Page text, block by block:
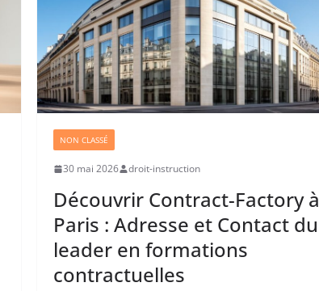
NON CLASSÉ
30 mai 2026 droit-instruction
Découvrir Contract-Factory à
Paris : Adresse et Contact du
leader en formations
contractuelles